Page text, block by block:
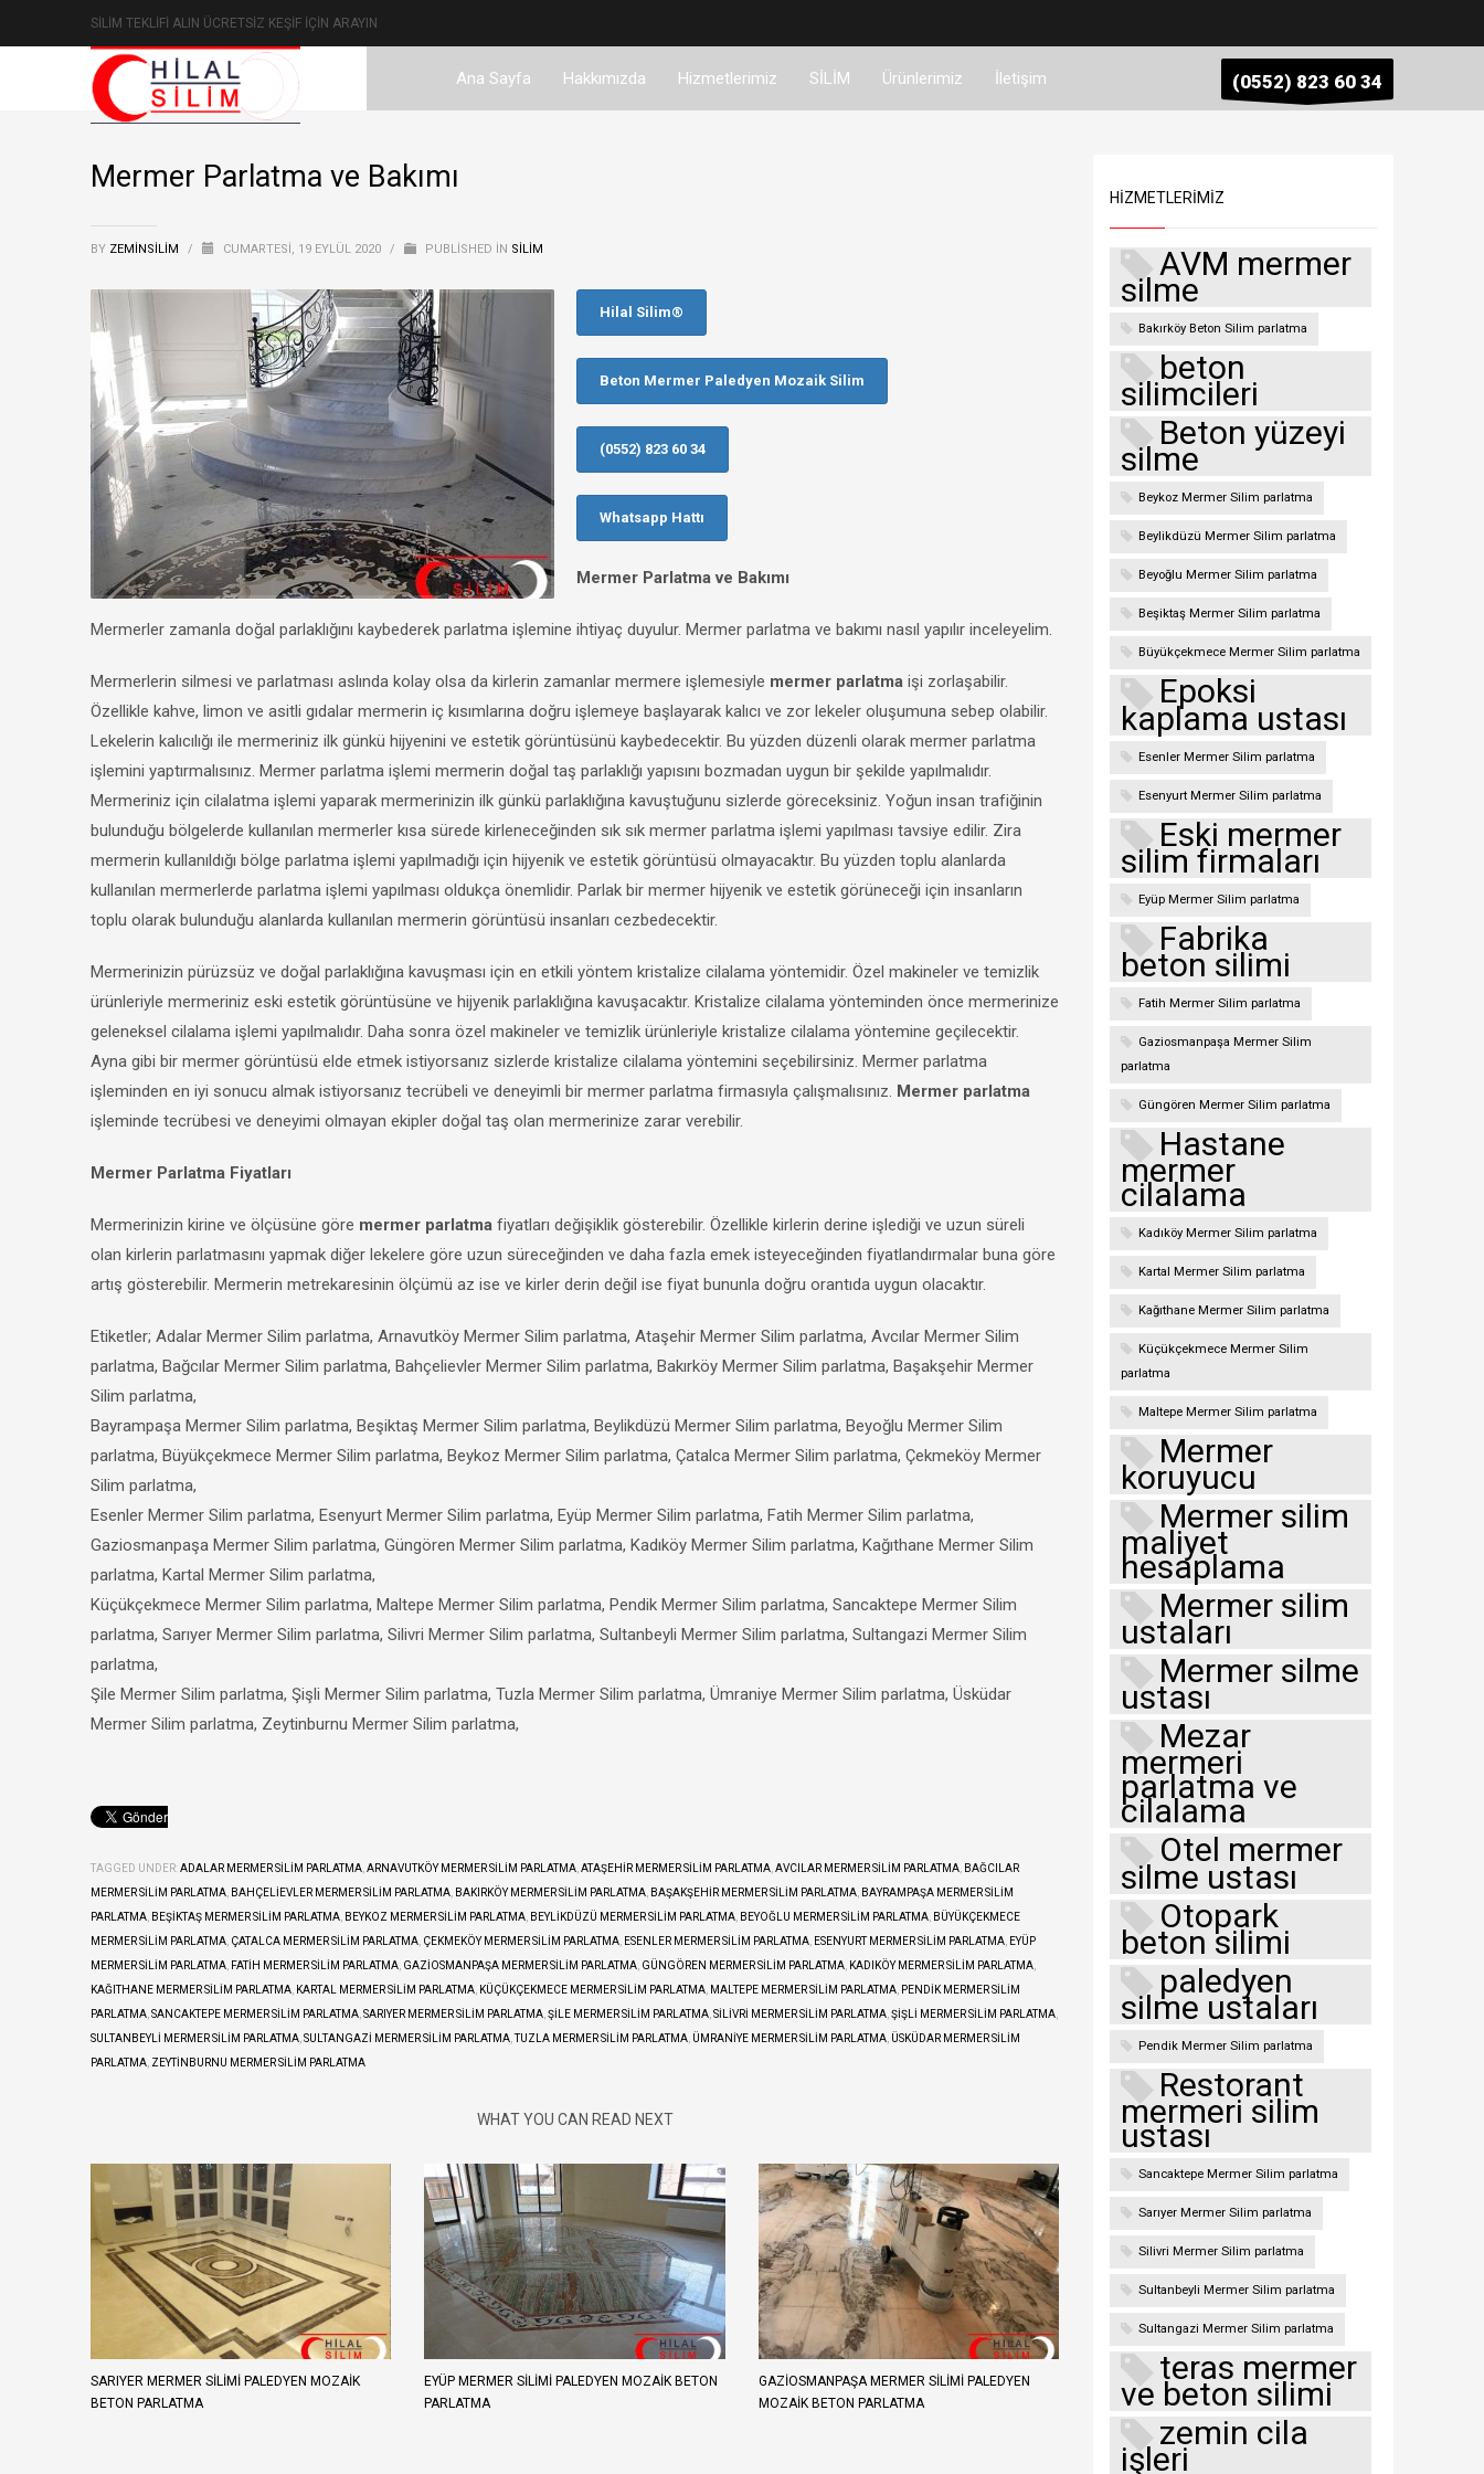
SİLİM TEKLİFİ ALIN ÜCRETSİZ KEŞİF İÇİN ARAYIN
Ana Sayfa Hakkımızda Hizmetlerimiz SİLİM Ürünlerimiz İletişim (0552) 823 60 34
Mermer Parlatma ve Bakımı
BY ZEMINSILIM / CUMARTESI, 19 EYLÜL 2020 / PUBLISHED IN SİLİM
Hilal Silim®
Beton Mermer Paledyen Mozaik Silim
(0552) 823 60 34
Whatsapp Hattı
Mermer Parlatma ve Bakımı
Mermerler zamanla doğal parlaklığını kaybederek parlatma işlemine ihtiyaç duyulur. Mermer parlatma ve bakımı nasıl yapılır inceleyelim.
Mermerlerin silmesi ve parlatması aslında kolay olsa da kirlerin zamanlar mermere işlemesiyle mermer parlatma işi zorlaşabilir.
Özellikle kahve, limon ve asitli gıdalar mermerin iç kısımlarına doğru işlemeye başlayarak kalıcı ve zor lekeler oluşumuna sebep olabilir.
Lekelerin kalıcılığı ile mermeriniz ilk günkü hijyenini ve estetik görüntüsünü kaybedecektir. Bu yüzden düzenli olarak mermer parlatma
işlemini yaptırmalısınız. Mermer parlatma işlemi mermerin doğal taş parlaklığı yapısını bozmadan uygun bir şekilde yapılmalıdır.
Mermeriniz için cilalatma işlemi yaparak mermerinizin ilk günkü parlaklığına kavuştuğunu sizlerde göreceksiniz. Yoğun insan trafiğinin
bulunduğu bölgelerde kullanılan mermerler kısa sürede kirleneceğinden sık sık mermer parlatma işlemi yapılması tavsiye edilir. Zira
mermerin kullanıldığı bölge parlatma işlemi yapılmadığı için hijyenik ve estetik görüntüsü olmayacaktır. Bu yüzden toplu alanlarda
kullanılan mermerlerde parlatma işlemi yapılması oldukça önemlidir. Parlak bir mermer hijyenik ve estetik görüneceği için insanların
toplu olarak bulunduğu alanlarda kullanılan mermerin görüntüsü insanları cezbedecektir.
Mermerinizin pürüzsüz ve doğal parlaklığına kavuşması için en etkili yöntem kristalize cilalama yöntemidir. Özel makineler ve temizlik
ürünleriyle mermeriniz eski estetik görüntüsüne ve hijyenik parlaklığına kavuşacaktır. Kristalize cilalama yönteminden önce mermerinize
geleneksel cilalama işlemi yapılmalıdır. Daha sonra özel makineler ve temizlik ürünleriyle kristalize cilalama yöntemine geçilecektir.
Ayna gibi bir mermer görüntüsü elde etmek istiyorsanız sizlerde kristalize cilalama yöntemini seçebilirsiniz. Mermer parlatma
işleminden en iyi sonucu almak istiyorsanız tecrübeli ve deneyimli bir mermer parlatma firmasıyla çalışmalısınız. Mermer parlatma
işleminde tecrübesi ve deneyimi olmayan ekipler doğal taş olan mermerinize zarar verebilir.
Mermer Parlatma Fiyatları
Mermerinizin kirine ve ölçüsüne göre mermer parlatma fiyatları değişiklik gösterebilir. Özellikle kirlerin derine işlediği ve uzun süreli
olan kirlerin parlatmasını yapmak diğer lekelere göre uzun süreceğinden ve daha fazla emek isteyeceğinden fiyatlandırmalar buna göre
artış gösterebilir. Mermerin metrekaresinin ölçümü az ise ve kirler derin değil ise fiyat bununla doğru orantıda uygun olacaktır.
Etiketler; Adalar Mermer Silim parlatma, Arnavutköy Mermer Silim parlatma, Ataşehir Mermer Silim parlatma, Avcılar Mermer Silim
parlatma, Bağcılar Mermer Silim parlatma, Bahçelievler Mermer Silim parlatma, Bakırköy Mermer Silim parlatma, Başakşehir Mermer
Silim parlatma,
Bayrampaşa Mermer Silim parlatma, Beşiktaş Mermer Silim parlatma, Beylikdüzü Mermer Silim parlatma, Beyoğlu Mermer Silim
parlatma, Büyükçekmece Mermer Silim parlatma, Beykoz Mermer Silim parlatma, Çatalca Mermer Silim parlatma, Çekmeköy Mermer
Silim parlatma,
Esenler Mermer Silim parlatma, Esenyurt Mermer Silim parlatma, Eyüp Mermer Silim parlatma, Fatih Mermer Silim parlatma,
Gaziosmanpaşa Mermer Silim parlatma, Güngören Mermer Silim parlatma, Kadıköy Mermer Silim parlatma, Kağıthane Mermer Silim
parlatma, Kartal Mermer Silim parlatma,
Küçükçekmece Mermer Silim parlatma, Maltepe Mermer Silim parlatma, Pendik Mermer Silim parlatma, Sancaktepe Mermer Silim
parlatma, Sarıyer Mermer Silim parlatma, Silivri Mermer Silim parlatma, Sultanbeyli Mermer Silim parlatma, Sultangazi Mermer Silim
parlatma,
Şile Mermer Silim parlatma, Şişli Mermer Silim parlatma, Tuzla Mermer Silim parlatma, Ümraniye Mermer Silim parlatma, Üsküdar
Mermer Silim parlatma, Zeytinburnu Mermer Silim parlatma,
TAGGED UNDER:ADALAR MERMER SILIM PARLATMA ARNAVUTKÖY MERMER SILIM PARLATMA ATAŞEHIR MERMER SILIM PARLATMA AVCILAR MERMER SILIM PARLATMA BAĞCILAR
MERMER SILIM PARLATMA BAHÇELIEVLER MERMER SILIM PARLATMA BAKIRKÖY MERMER SILIM PARLATMA BAŞAKŞEHIR MERMER SILIM PARLATMA BAYRAMPAŞA MERMER SILIM
PARLATMA BEŞIKTAŞ MERMER SILIM PARLATMA BEYKOZ MERMER SILIM PARLATMA BEYLIKDÜZÜ MERMER SILIM PARLATMA BEYOĞLU MERMER SILIM PARLATMA BÜYÜKÇEKMECE
MERMER SILIM PARLATMA ÇATALCA MERMER SILIM PARLATMA ÇEKMEKÖY MERMER SILIM PARLATMA ESENLER MERMER SILIM PARLATMA ESENYURT MERMER SILIM PARLATMA EYÜP
MERMER SILIM PARLATMA FATIH MERMER SILIM PARLATMA GAZIOSMANPAŞA MERMER SILIM PARLATMA GÜNGÖREN MERMER SILIM PARLATMA KADIKÖY MERMER SILIM PARLATMA
KAĞITHANE MERMER SILIM PARLATMA KARTAL MERMER SILIM PARLATMA KÜÇÜKÇEKMECE MERMER SILIM PARLATMA MALTEPE MERMER SILIM PARLATMA PENDIK MERMER SILIM
PARLATMA SANCAKTEPE MERMER SILIM PARLATMA SARIYER MERMER SILIM PARLATMA ŞILE MERMER SILIM PARLATMA SILIVRI MERMER SILIM PARLATMA ŞIŞLI MERMER SILIM PARLATMA
SULTANBEYLI MERMER SILIM PARLATMA SULTANGAZI MERMER SILIM PARLATMA ,TUZLA MERMER SILIM PARLATMA ÜMRANIYE MERMER SILIM PARLATMA ÜSKÜDAR MERMER SILIM
PARLATMA ZEYTINBURNU MERMER SILIM PARLATMA
WHAT YOU CAN READ NEXT
SARIYER MERMER SILIMI PALEDYEN MOZAIK
BETON PARLATMA
EYÜP MERMER SILIMI PALEDYEN MOZAIK BETON
PARLATMA
GAZIOSMANPAŞA MERMER SILIMI PALEDYEN
MOZAIK BETON PARLATMA
HIZMETLERIMIZ
AVM mermer
silme
Bakırköy Beton Silim parlatma
beton
silimcileri
Beton yüzeyi
silme
Beykoz Mermer Silim parlatma
Beylikdüzü Mermer Silim parlatma
Beyoğlu Mermer Silim parlatma
Beşiktaş Mermer Silim parlatma
Büyükçekmece Mermer Silim parlatma
Epoksi
kaplama ustası
Esenler Mermer Silim parlatma
Esenyurt Mermer Silim parlatma
Eski mermer
silim firmaları
Eyüp Mermer Silim parlatma
Fabrika
beton silimi
Fatih Mermer Silim parlatma
Gaziosmanpaşa Mermer Silim
parlatma
Güngören Mermer Silim parlatma
Hastane
mermer
cilalama
Kadıköy Mermer Silim parlatma
Kartal Mermer Silim parlatma
Kağıthane Mermer Silim parlatma
Küçükçekmece Mermer Silim
parlatma
Maltepe Mermer Silim parlatma
Mermer
koruyucu
Mermer silim
maliyet
hesaplama
Mermer silim
ustaları
Mermer silme
ustası
Mezar
mermeri
parlatma ve
cilalama
Otel mermer
silme ustası
Otopark
beton silimi
paledyen
silme ustaları
Pendik Mermer Silim parlatma
Restorant
mermeri silim
ustası
Sancaktepe Mermer Silim parlatma
Sarıyer Mermer Silim parlatma
Silivri Mermer Silim parlatma
Sultanbeyli Mermer Silim parlatma
Sultangazi Mermer Silim parlatma
teras mermer
ve beton silimi
zemin cila
işleri